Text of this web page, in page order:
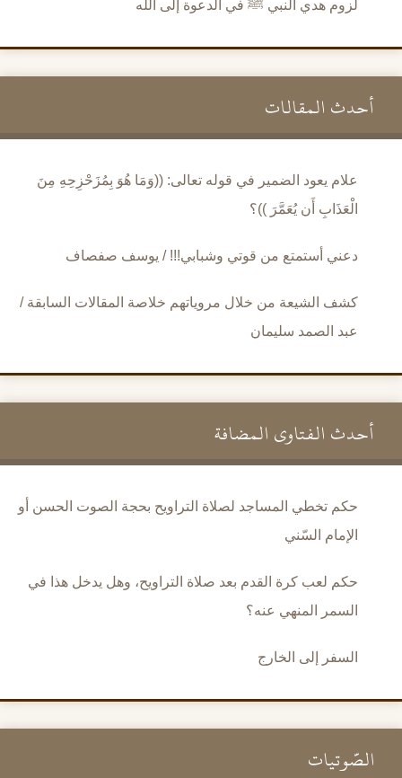
لزوم هدي النبي ﷺ في الدعوة إلى الله
أحدث المقالات
علام يعود الضمير في قوله تعالى: ((وَمَا هُوَ بِمُزَحْزِحِهِ مِنَ
الْعَذَابِ أَن يُعَمَّرَ ))؟
دعني أستمتع من قوتي وشبابي!!! / يوسف صفصاف
كشف الشيعة من خلال مروياتهم خلاصة المقالات السابقة /
عبد الصمد سليمان
أحدث الفتاوى المضافة
حكم تخطي المساجد لصلاة التراويح بحجة الصوت الحسن أو
الإمام السّني
حكم لعب كرة القدم بعد صلاة التراويح، وهل يدخل هذا في
السمر المنهي عنه؟
السفر إلى الخارج
الصَّوتيات